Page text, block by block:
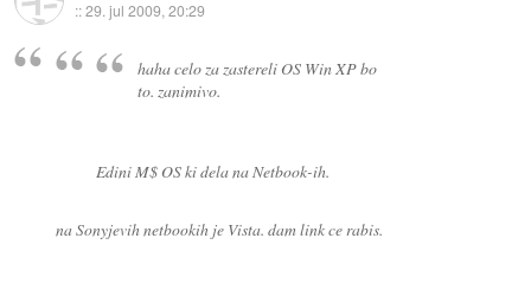
::29. jul 2009, 20:29
haha celo za zastereli OS Win XP bo
to. zanimivo.
Edini M$ OS ki dela na Netbook-ih.
na Sonyjevih netbookih je Vista. dam link ce rabis.